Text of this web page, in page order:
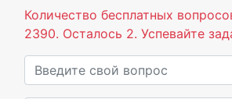
Количество бесплатных
2390. Осталось 2. Успевайте